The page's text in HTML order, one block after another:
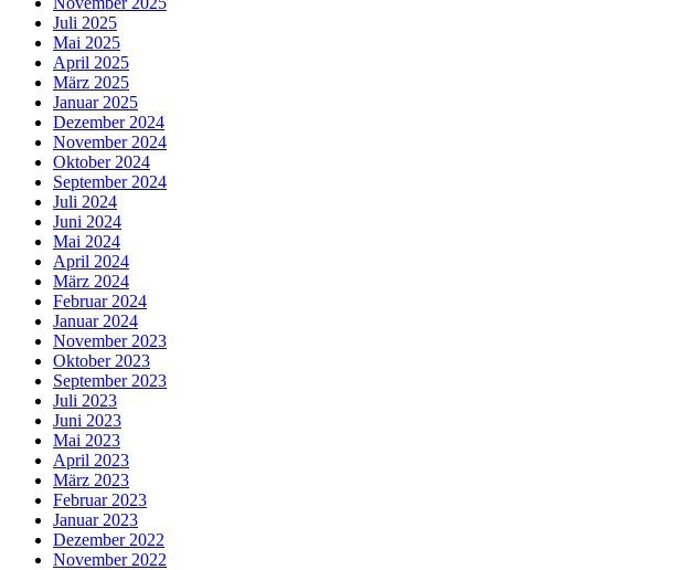
Juli 2025
Mai 2025
April 2025
März 2025
Januar 2025
Dezember 2024
November 2024
Oktober 2024
September 2024
Juli 2024
Juni 2024
Mai 2024
April 2024
März 2024
Februar 2024
Januar 2024
November 2023
Oktober 2023
September 2023
Juli 2023
Juni 2023
Mai 2023
April 2023
März 2023
Februar 2023
Januar 2023
Dezember 2022
November 2022